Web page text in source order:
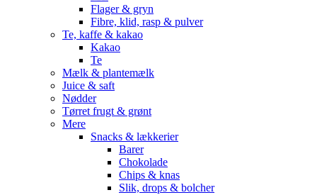
Flager & gryn
Fibre, klid, rasp & pulver
Te, kaffe & kakao
Kakao
Te
Mælk & plantemælk
Juice & saft
Nødder
Tørret frugt & grønt
Mere
Snacks & lækkerier
Barer
Chokolade
Chips & knas
Slik, drops & bolcher